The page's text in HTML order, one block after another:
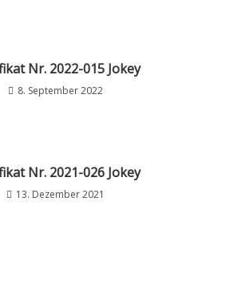
Nr. 2022-015 Jokey
8. September 2022
Nr. 2021-026 Jokey
13. Dezember 2021